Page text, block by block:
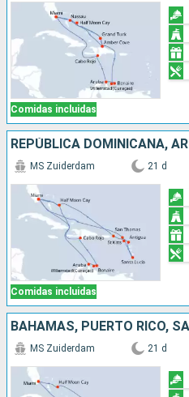
Comidas incluidas
Comidas incluidas
MS Zuiderdam 21 d
MS Zuiderdam 21 d